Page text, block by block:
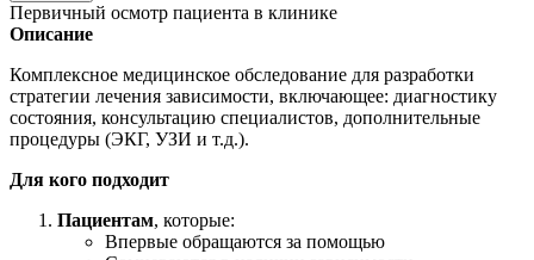
Первичный осмотр пациента в клинике
Описание
Комплексное медицинское обследование для разработки
стратегии лечения зависимости, включающее: диагностику
состояния, консультацию специалистов, дополнительные
процедуры (ЭКГ, УЗИ и т.д.).
Для кого подходит
Пациентам, которые:
Впервые обращаются за помощью